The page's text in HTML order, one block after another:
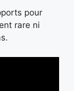
pour
rare ni